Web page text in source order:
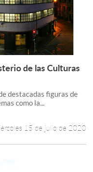
Leer más +
de las Culturas
destacadas figuras de
como la...
15 de julio de 2020